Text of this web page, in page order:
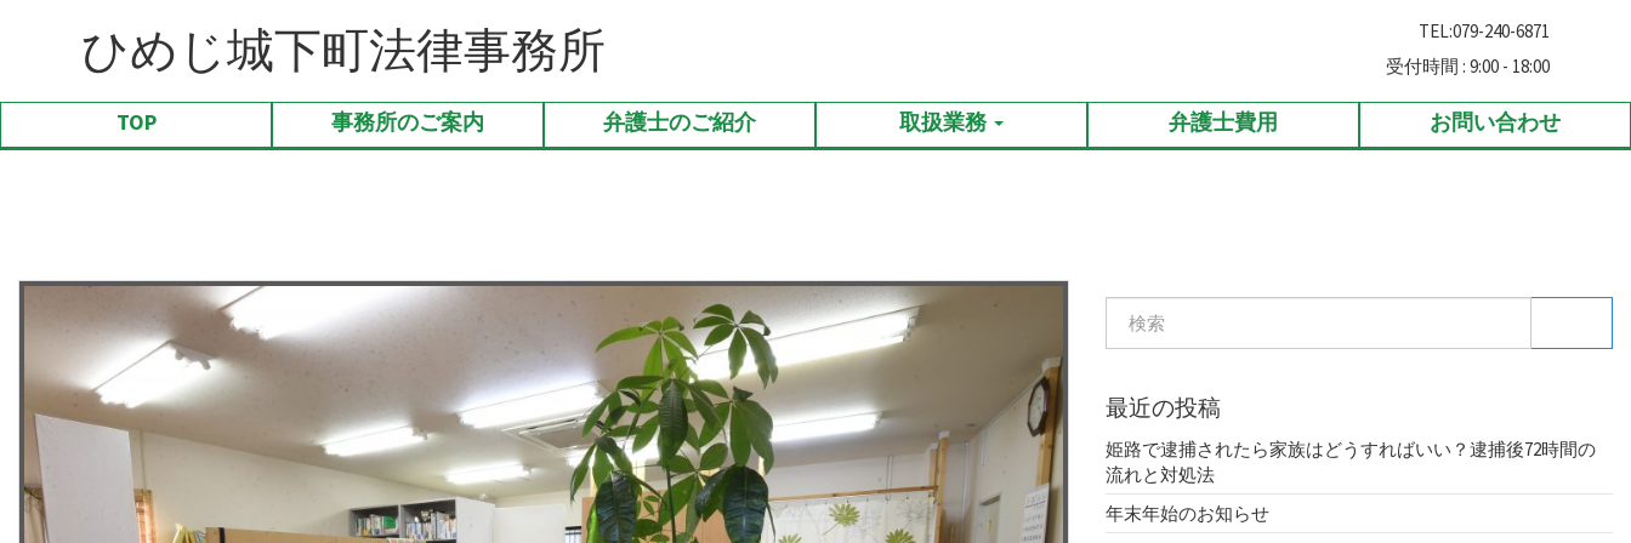
ひめじ城下町法律事務所 TEL:079-240-6871
受付時間 : 9:00 - 18:00
TOP 事務所のご案内 弁護士のご紹介 取扱業務 弁護士費用 お問い合わせ
最近の投稿
姫路で逮捕されたら家族はどうすればいい？逮捕後72時間の
流れと対処法
年末年始のお知らせ